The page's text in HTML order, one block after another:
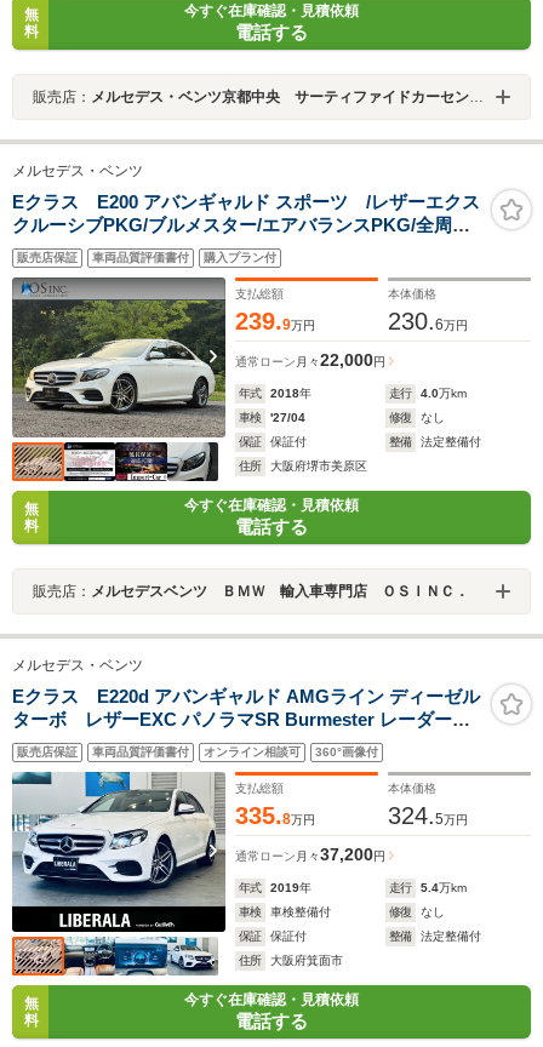
無
料
今すぐ在庫確認・見積依頼
電話する
販売店： メルセデス・ベンツ京都中央 サーティファイドカーセンター
メルセデス・ベンツ
Eクラス E200 アバンギャルド スポーツ /レザーエクス
クルーシブPKG/ブルメスター/エアバランスPKG/全周囲
カメラ/パワートランク/黒革/前席パワーシート・シートメ
モリー/全席シートヒーター/アンビエントライト/ETC/純
正AW
販売店保証 車両品質評価書付 購入プラン付
支払総額
239.9万円
本体価格
230.6万円
通常ローン 月々22,000円
年式 2018年 走行 4.0万km
車検
'27/04 修復
なし
保証
保証付 整備
法定整備付
住所
大阪府堺市美原区
無
料
今すぐ在庫確認・見積依頼
電話する
販売店： メルセデスベンツ ＢＭＷ 輸入車専門店 ＯＳＩＮＣ．
メルセデス・ベンツ
Eクラス E220d アバンギャルド AMGライン ディーゼル
ターボ レザーEXC パノラマSR Burmester レーダーセ
ーフティ HUD ACC 純正ナビ TV 360° applecarplay 純
19AW LED 電動リアゲート 革シート メモリ付きパワーシ
ート シートヒーター パフュームアトマイザー
販売店保証 車両品質評価書付 オンライン相談可 360°画像付
支払総額
335.8万円
本体価格
324.5万円
通常ローン 月々37,200円
年式 2019年 走行 5.4万km
車検
車検整備付 修復
なし
保証
保証付 整備
法定整備付
住所
大阪府箕面市
無
料
今すぐ在庫確認・見積依頼
電話する